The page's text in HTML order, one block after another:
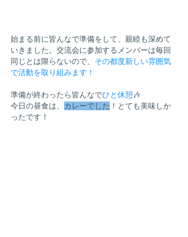
始まる前に皆んなで準備をして、親睦も深めて
いきました。交流会に参加するメンバーは毎回
同じとは限らないので、 その都度新しい雰囲気
で活動を取り組みます！
準備が終わったら皆んなでひと休憩🎶
今日の昼食は、
カレーでした ！とても美味しか
ったです！